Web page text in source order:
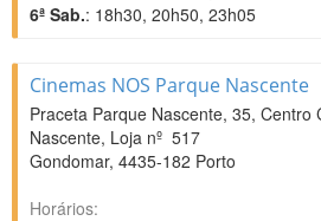
6ª Sab.: 18h30, 20h50, 23h05
Cinemas NOS Parque Nascente
Praceta Parque Nascente, 35, Centro
Nascente, Loja nº 517
Gondomar, 4435-182 Porto
Horários: